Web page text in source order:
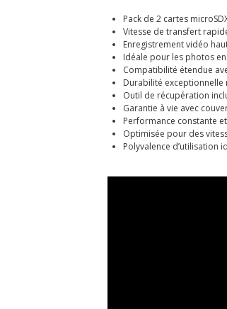
Pack de 2 cartes
Vitesse de transfert
Enregistrement vidéo
Idéale pour les photos
Compatibilité étendue
Durabilité exceptionnelle
Outil de récupération
Garantie à vie avec
Performance constante
Optimisée pour des
Polyvalence d’utilisation